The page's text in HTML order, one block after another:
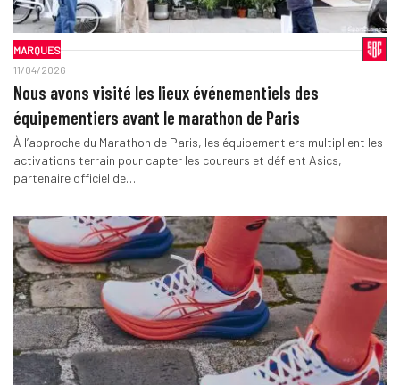
MARQUES
11/04/2026
Nous avons visité les lieux événementiels des
équipementiers avant le marathon de Paris
À l’approche du Marathon de Paris, les équipementiers multiplient les
activations terrain pour capter les coureurs et défient Asics,
partenaire officiel de…